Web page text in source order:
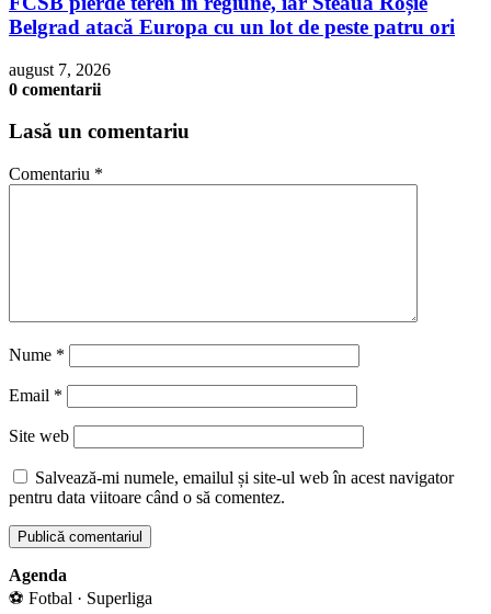
Belgrad atacă Europa cu un lot de peste patru ori
august 7, 2026
0 comentarii
Lasă un comentariu
Comentariu *
Nume *
Email *
Site web
Salvează-mi numele, emailul și site-ul web în acest navigator
pentru data viitoare când o să comentez.
Agenda
⚽ Fotbal · Superliga